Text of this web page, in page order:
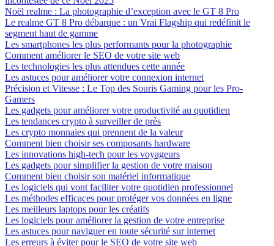
Noël realme : La photographie d’exception avec le GT 8 Pro
Le realme GT 8 Pro débarque : un Vrai Flagship qui redéfinit le
segment haut de gamme
Les smartphones les plus performants pour la photographie
Comment améliorer le SEO de votre site web
Les technologies les plus attendues cette année
Les astuces pour améliorer votre connexion internet
Précision et Vitesse : Le Top des Souris Gaming pour les Pro-
Gamers
Les gadgets pour améliorer votre productivité au quotidien
Les tendances crypto à surveiller de près
Les crypto monnaies qui prennent de la valeur
Comment bien choisir ses composants hardware
Les innovations high-tech pour les voyageurs
Les gadgets pour simplifier la gestion de votre maison
Comment bien choisir son matériel informatique
Les logiciels qui vont faciliter votre quotidien professionnel
Les méthodes efficaces pour protéger vos données en ligne
Les meilleurs laptops pour les créatifs
Les logiciels pour améliorer la gestion de votre entreprise
Les astuces pour naviguer en toute sécurité sur internet
Les erreurs à éviter pour le SEO de votre site web